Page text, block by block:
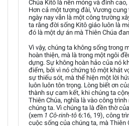
Chúa Kitô là nền móng và đỉnh
Hơn cả một tượng đài, Vương
ngày nay vẫn là một công trường
ta rằng đời sống Kitô giáo luôn là
đó là một dự án mà Thiên Chúa
Vì vậy, chúng ta không sống trong
hoàn thiện, mà là trong một ngôi
dựng. Sự không hoàn hảo của nó
điểm, bởi vì nó chứng tỏ một khát
sự thiếu sót, mà thể hiện một lời
luôn luôn tôn trọng. Lòng biết ơn
thành sự cam kết, khi chúng ta
Thiên Chúa, nghĩa là vào công
chúng ta. Vì chúng ta là đền thờ
(xem 1 Cô-rinh-tô 6:16, 19), công
cuộc sống của chúng ta, mà Thiên